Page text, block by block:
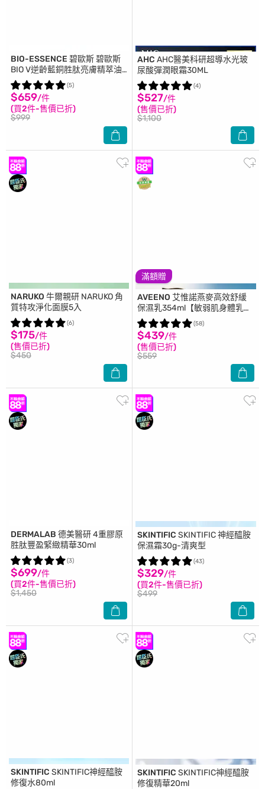
BIO-ESSENCE 碧歐斯碧歐斯
BIO V逆齡藍銅胜肽亮膚精萃油
40ml
$659/件
(買2件-售價已折)
$999
(5)
AHC AHC醫美科研超導水光玻
尿酸彈潤眼霜30ML
$527/件
(售價已折)
$1,100
(4)
NARUKO 牛爾親研 NARUKO 角
質特攻淨化面膜5入
$175/件
(售價已折)
$450
(6)
滿額贈
AVEENO 艾惟諾燕麥高效舒緩
保濕乳354ml【敏弱肌身體乳
液】
$439/件
(售價已折)
$559
(58)
DERMALAB 德美醫研 4重膠原
胜肽豐盈緊緻精華30ml
$699/件
(買2件-售價已折)
$1,450
(3)
SKINTIFIC SKINTIFIC 神經醯胺
保濕霜30g-清爽型
$329/件
(買2件-售價已折)
$499
(43)
SKINTIFIC SKINTIFIC神經醯胺
修復水80ml
SKINTIFIC SKINTIFIC神經醯胺
修復精華20ml